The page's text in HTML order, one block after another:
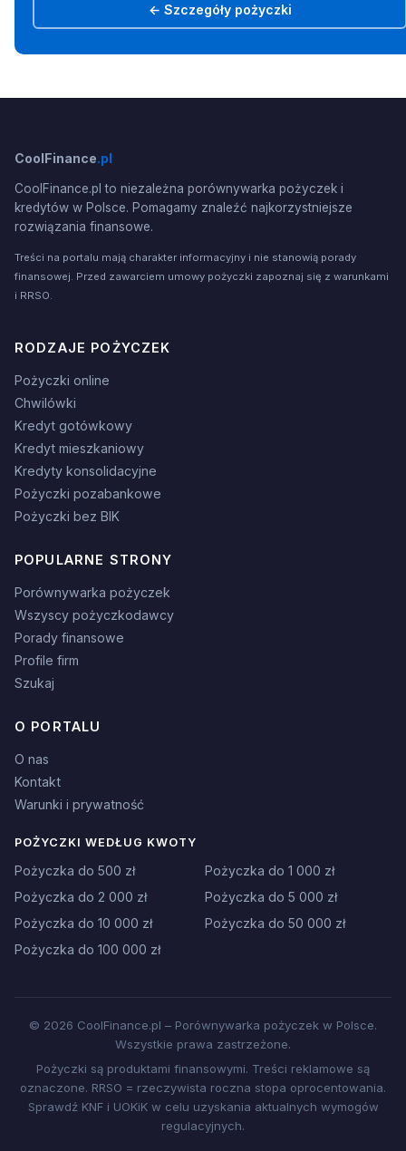
← Szczegóły pożyczki
CoolFinance.pl
CoolFinance.pl to niezależna porównywarka pożyczek i
kredytów w Polsce. Pomagamy znaleźć najkorzystniejsze
rozwiązania finansowe.
Treści na portalu mają charakter informacyjny i nie stanowią porady
finansowej. Przed zawarciem umowy pożyczki zapoznaj się z warunkami
i RRSO.
RODZAJE POŻYCZEK
Pożyczki online
Chwilówki
Kredyt gotówkowy
Kredyt mieszkaniowy
Kredyty konsolidacyjne
Pożyczki pozabankowe
Pożyczki bez BIK
POPULARNE STRONY
Porównywarka pożyczek
Wszyscy pożyczkodawcy
Porady finansowe
Profile firm
Szukaj
O PORTALU
O nas
Kontakt
Warunki i prywatność
POŻYCZKI WEDŁUG KWOTY
Pożyczka do 500 zł
Pożyczka do 1 000 zł
Pożyczka do 2 000 zł
Pożyczka do 5 000 zł
Pożyczka do 10 000 zł
Pożyczka do 50 000 zł
Pożyczka do 100 000 zł
© 2026 CoolFinance.pl – Porównywarka pożyczek w Polsce.
Wszystkie prawa zastrzeżone.
Pożyczki są produktami finansowymi. Treści reklamowe są
oznaczone. RRSO = rzeczywista roczna stopa oprocentowania.
Sprawdź KNF i UOKiK w celu uzyskania aktualnych wymogów
regulacyjnych.